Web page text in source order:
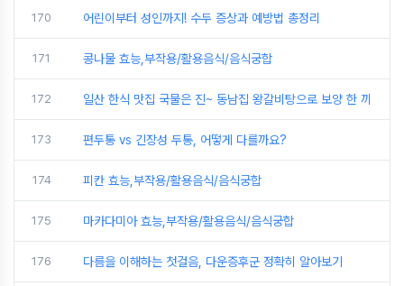
170 어린이부터 성인까지! 수두 증상과 예방법 총정리
171 콩나물 효능,부작용/활용음식/음식궁합
172 일산 한식 맛집 국물은 진~ 동남집 왕갈비탕으로 보양 한 끼
173 편두통 vs 긴장성 두통, 어떻게 다를까요?
174 피칸 효능,부작용/활용음식/음식궁합
175 마카다미아 효능,부작용/활용음식/음식궁합
176 다름을 이해하는 첫걸음, 다운증후군 정확히 알아보기